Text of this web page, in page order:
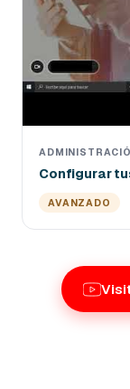
Configurar
AVANZADO